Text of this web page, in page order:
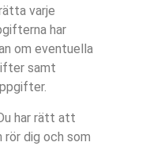
varje
har
om eventuella
samt
har rätt att
dig och som